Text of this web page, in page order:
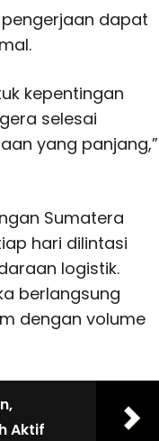
dapat
kepentingan
selesai
yang panjang,”
Sumatera
hari dilintasi
logistik.
berlangsung
dengan volume
Aktif